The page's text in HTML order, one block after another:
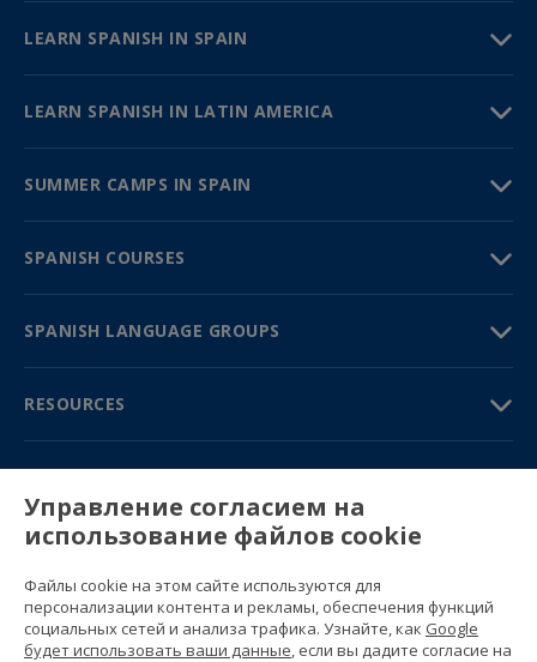
LEARN SPANISH IN SPAIN
LEARN SPANISH IN LATIN AMERICA
SUMMER CAMPS IN SPAIN
SPANISH COURSES
SPANISH LANGUAGE GROUPS
RESOURCES
PARTNERS
Contact us
Prices & brochures
(+34) 91 594 37 76
Управление согласием на
использование файлов cookie
Файлы cookie на этом сайте используются для
персонализации контента и рекламы, обеспечения функций
социальных сетей и анализа трафика. Узнайте, как Google
будет использовать ваши данные, если вы дадите согласие на